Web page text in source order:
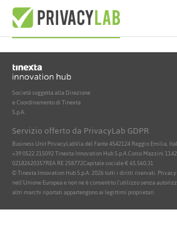
Nessun documento attivo
Società soggetta alla Direzione
e Coordinamento di Tinexta
S.p.A.
Servizio offerto da PrivacyLab GDPR
Business Unit PrivacyLabVia del Fante 4542124 Reggio Emilia,
+39 0522 215092Tinexta Innovation Hub S.p.A.Corso Mazzini 11
02182620357REA RE 258772Capitale sociale € 65.560,31
© Tinexta Innovation Hub S.p.A. 2026 tutti i diritti riservati.
nell'Unione Europea e non ne è consentito l'utilizzo senza
altri marchi riportati appartengono ai legittimi proprietari.